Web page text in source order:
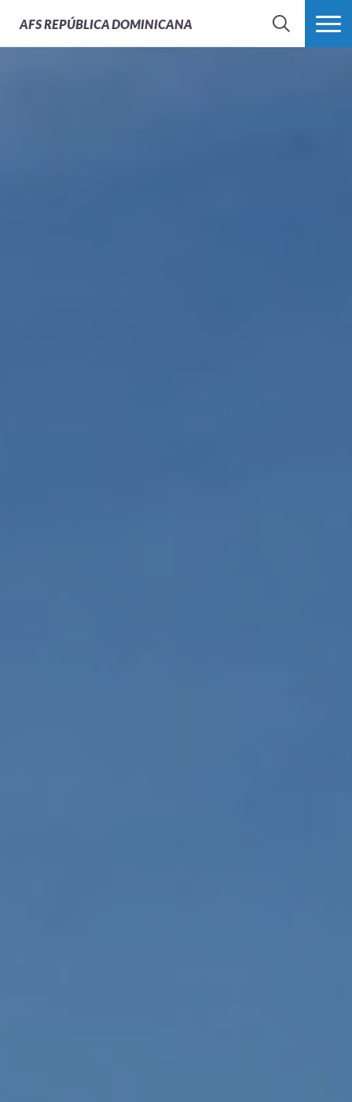
AFSREPÚBLICA DOMINICANA
BUSCAR MÁS